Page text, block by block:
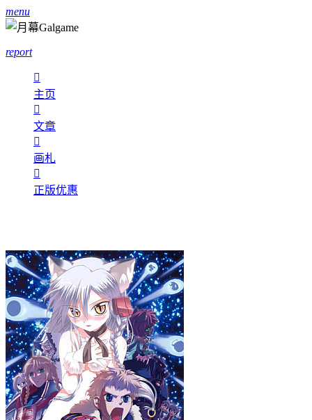
menu
report

主页

文章

画札

正版优惠